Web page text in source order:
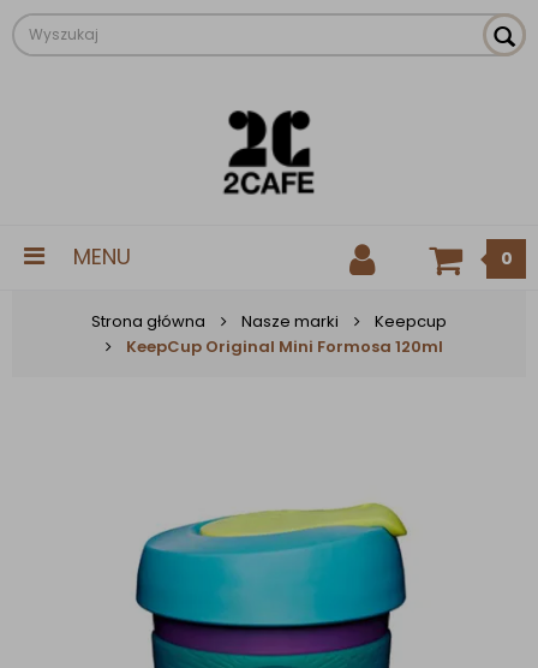
MENU 0
Strona główna Nasze marki
Keepcup
KeepCup Original Mini Formosa 120ml